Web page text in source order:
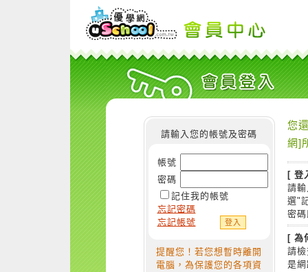
請輸入您的帳號及密碼
帳號
密碼
記住我的帳號
忘記密碼
忘記帳號
提醒您！若您想暫時離開
電腦，為保護您的各項資
您
網]
[ 登
請
選"
密
[ 為
請
是